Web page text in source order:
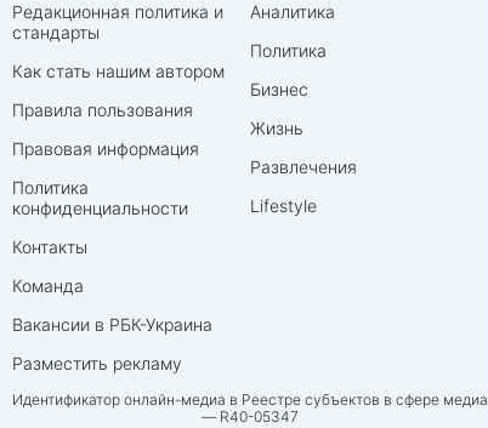
Редакционная политика и
стандарты
Как стать нашим автором
Правила пользования
Правовая информация
Политика
конфиденциальности
Контакты
Команда
Вакансии в РБК-Украина
Разместить рекламу
Аналитика
Политика
Бизнес
Жизнь
Развлечения
Lifestyle
Идентификатор онлайн-медиа в Реестре субъектов в сфере медиа
— R40-05347